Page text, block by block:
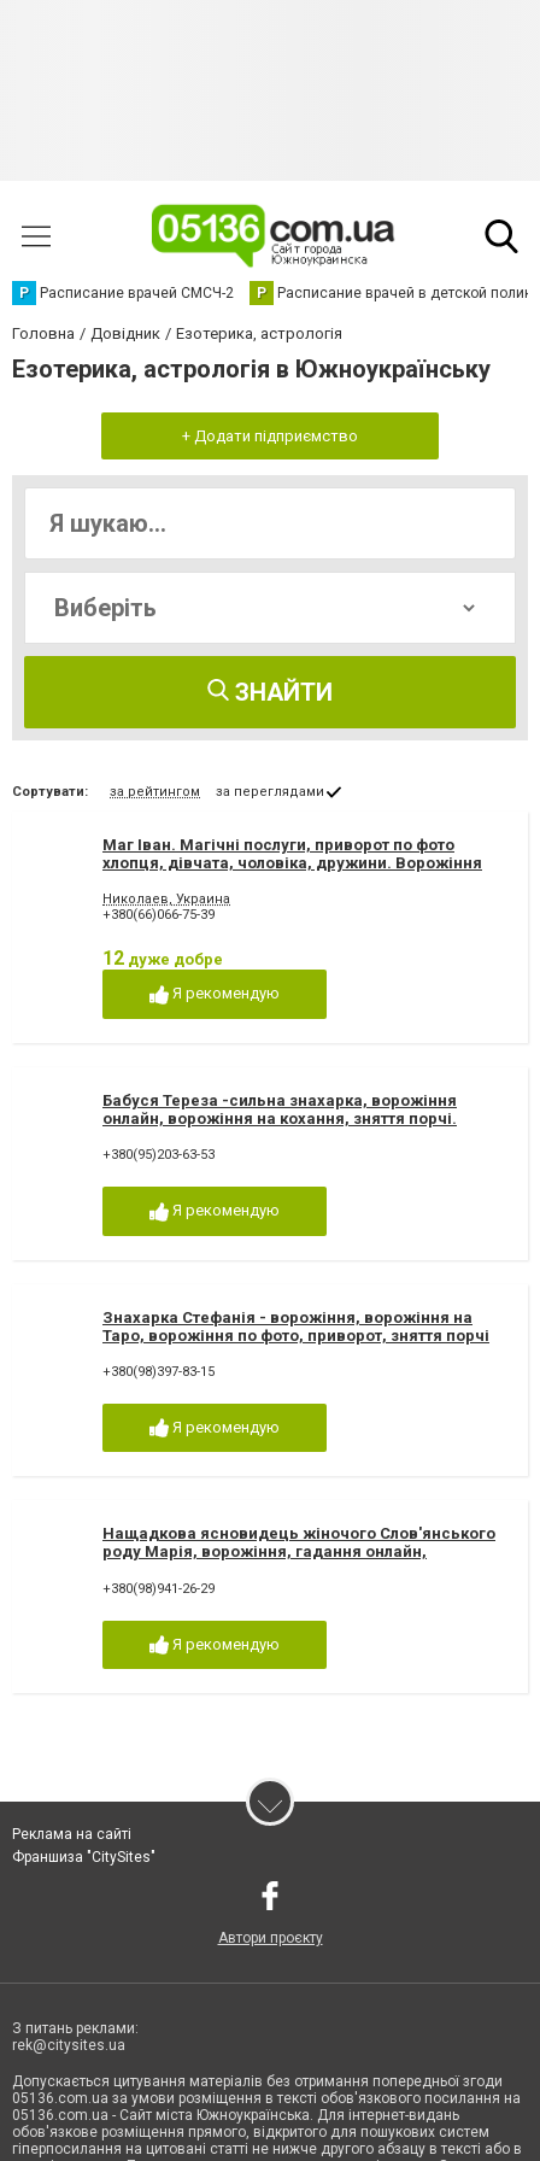
Р Расписание врачей СМСЧ-2 Р Расписание врачей в детской
Головна Довідник Езотерика, астрологія
Езотерика, астрологія в Южноукраїнську
+ Додати підприємство
ЗНАЙТИ
Сортувати: за рейтингом за переглядами
Маг Іван. Магічні послуги, приворот по фото
хлопця, дівчата, чоловіка, дружини. Ворожіння
Магические услуги. Остуда, присушка. Заговор
на любовь. Маг Николаев
Николаев, Украина
+380(66)066-75-39
12 дуже добре
Я рекомендую
Бабуся Тереза -сильна знахарка, ворожіння
онлайн, ворожіння на кохання, зняття порчі.
+380(95)203-63-53
Я рекомендую
Знахарка Стефанія - ворожіння, ворожіння на
Таро, ворожіння по фото, приворот, зняття порчі
+380(98)397-83-15
Я рекомендую
Нащадкова ясновидець жіночого Слов'янського
роду Марія, ворожіння, гадання онлайн,
+380(98)941-26-29
Я рекомендую
Реклама на сайті
Франшиза "CitySites"
Автори проєкту
З питань реклами:
rek@citysites.ua
Допускається цитування матеріалів без отримання попередньої згоди
05136.com.ua за умови розміщення в тексті обов'язкового посилання на
05136.com.ua - Сайт міста Южноукраїнська. Для інтернет-видань
обов'язкове розміщення прямого, відкритого для пошукових систем
гіперпосилання на цитовані статті не нижче другого абзацу в тексті або в